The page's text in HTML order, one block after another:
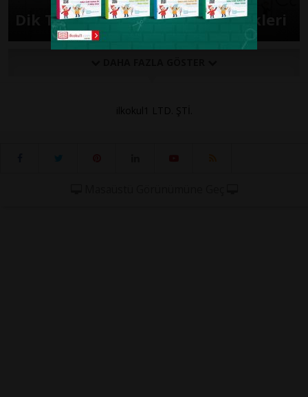
Dik Temel Harfler C Sesi Etkinlikleri